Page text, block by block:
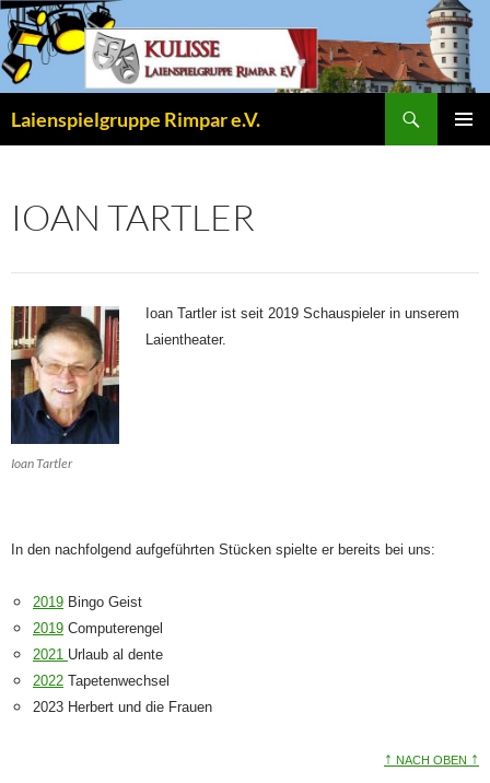
Zum
Inhalt
springen
Laienspielgruppe Rimpar e.V.
IOAN TARTLER
Ioan Tartler
Ioan Tartler ist seit 2019 Schauspieler in unserem
Laientheater.
In den nachfolgend aufgeführten Stücken spielte er bereits bei uns:
2019 Bingo Geist
2019 Computerengel
2021 Urlaub al dente
2022 Tapetenwechsel
2023 Herbert und die Frauen
↑ NACH OBEN ↑